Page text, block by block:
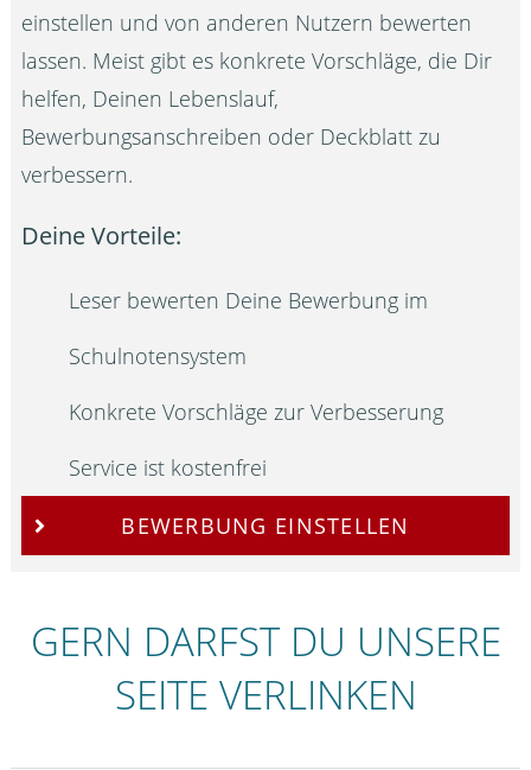
einstellen und von anderen Nutzern bewerten
lassen. Meist gibt es konkrete Vorschläge, die Dir
helfen, Deinen Lebenslauf,
Bewerbungsanschreiben oder Deckblatt zu
verbessern.
Deine Vorteile:
Leser bewerten Deine Bewerbung im
Schulnotensystem
Konkrete Vorschläge zur Verbesserung
Service ist kostenfrei
BEWERBUNG EINSTELLEN
GERN DARFST DU UNSERE
SEITE VERLINKEN